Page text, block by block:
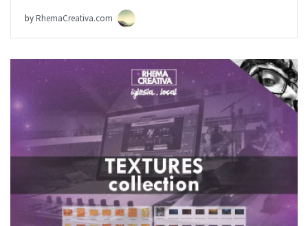
byRhemaCreativa.com
AÑADIR AL PEDIDO